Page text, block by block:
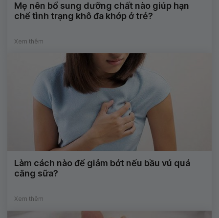
Mẹ nên bổ sung dưỡng chất nào giúp hạn
chế tình trạng khô đa khớp ở trẻ?
Xem thêm
Làm cách nào để giảm bớt nếu bầu vú quá
căng sữa?
Xem thêm